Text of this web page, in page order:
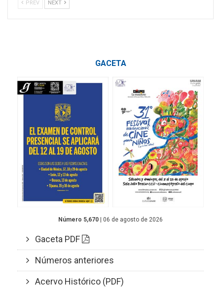
PREV NEXT
GACETA
Número 5,670 | 06 de agosto de 2026
Gaceta PDF
Números anteriores
Acervo Histórico (PDF)